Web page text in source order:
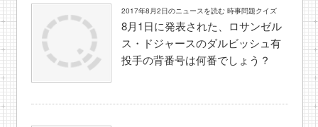
2017年8月2日のニュースを読む 時事問題クイズ
8月1日に発表された、ロサンゼル
ス・ドジャースのダルビッシュ有
投手の背番号は何番でしょう？